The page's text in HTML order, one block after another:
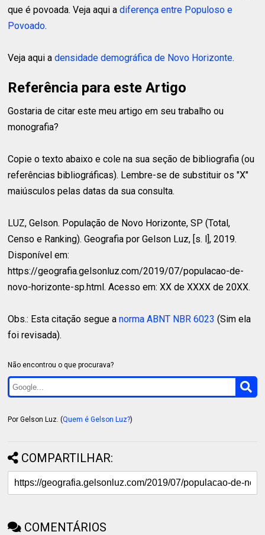
que é povoada. Veja aqui adiferença entre Populoso e
Povoado.
Veja aqui adensidade demográfica de Novo Horizonte.
Referência para este Artigo
Gostaria de citar este meu artigo em seu trabalho ou
monografia?
Copie o texto abaixo e cole na sua seção de bibliografia (ou
referências bibliográficas). Lembre-se de substituir os "X"
maiúsculos pelas datas da sua consulta.
LUZ, Gelson. População de Novo Horizonte, SP (Total,
Censo e Ranking). Geografia por Gelson Luz, [s. l], 2019.
Disponível em:
https://geografia.gelsonluz.com/2019/07/populacao-de-
novo-horizonte-sp.html. Acesso em: XX de XXXX de 20XX.
Obs.: Esta citação segue anorma ABNT NBR 6023 (Sim ela
foi revisada).
Não encontrou o que procurava?
Por Gelson Luz. (Quem é Gelson Luz?)
COMPARTILHAR:
COMENTÁRIOS